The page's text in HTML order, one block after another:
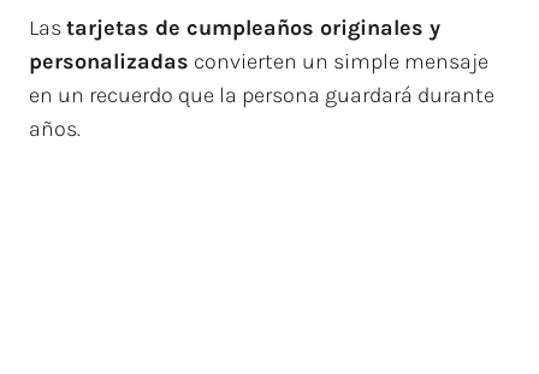
Lastarjetas de cumpleaños originales y
personalizadas convierten un simple mensaje
en un recuerdo que la persona guardará durante
años.